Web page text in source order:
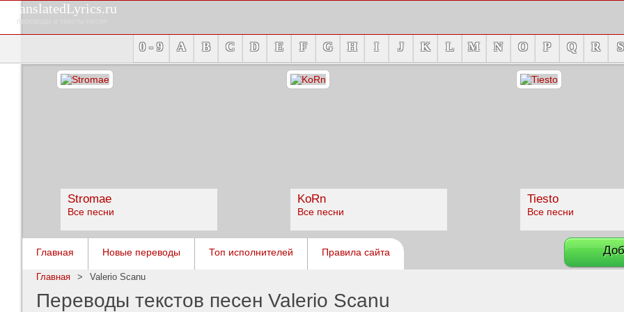
TranslatedLyrics.ru
переводы и тексты песен
0 - 9 A B C D E F G H I J K L M N O P Q R S
Stromae
Все песни
KoRn
Все песни
Tiesto
Все песни
Главная Новые переводы Топ исполнителей Правила сайта
Главная > Valerio Scanu
Переводы текстов песен Valerio Scanu